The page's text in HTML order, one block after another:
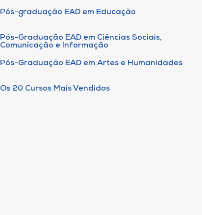
Pós-graduação EAD em Educação
Pós-Graduação EAD em Ciências Sociais,
Comunicação e Informação
Pós-Graduação EAD em Artes e Humanidades
Os 20 Cursos Mais Vendidos